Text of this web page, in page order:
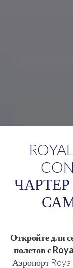
Откройте для
полетов с
Аэропорт